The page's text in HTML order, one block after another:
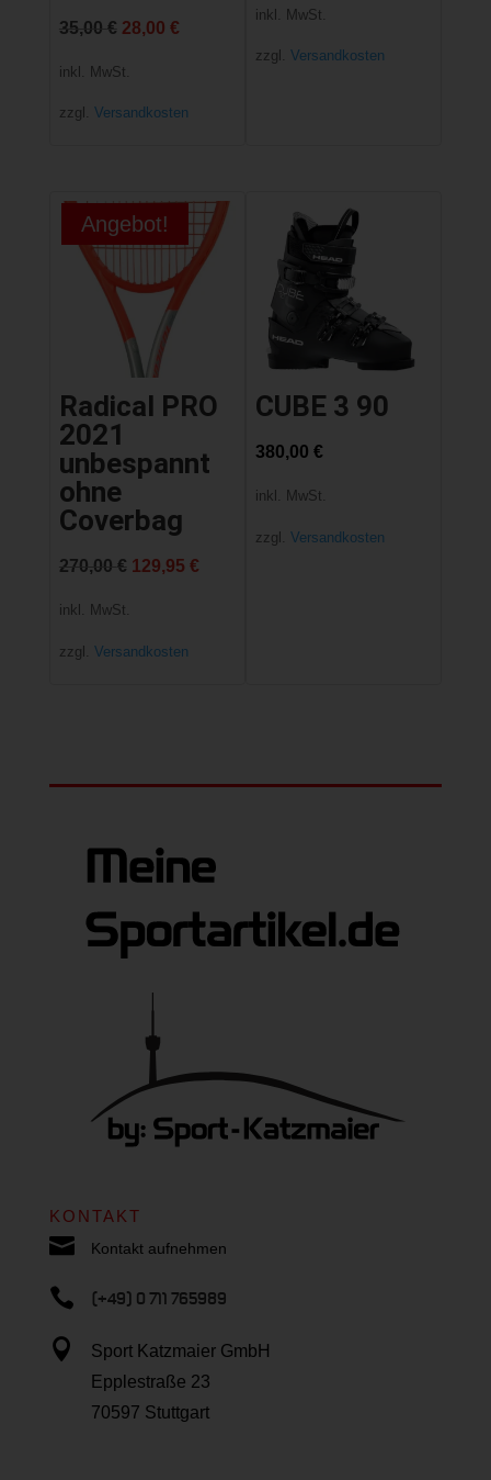
35,00 € Ursprünglicher
28,00 €Aktueller
inkl. MwSt.
zzgl. Versandkosten
inkl. MwSt.
zzgl. Versandkosten
Angebot!
Radical PRO
2021
unbespannt
ohne
Coverbag
270,00 € Ursprünglicher
129,95 €Aktueller
inkl. MwSt.
zzgl. Versandkosten
CUBE 3 90
380,00 €
inkl. MwSt.
zzgl. Versandkosten
KONTAKT
 Kontakt aufnehmen
 (+49) 0 711 765989

Sport Katzmaier GmbH
Epplestraße 23
70597 Stuttgart